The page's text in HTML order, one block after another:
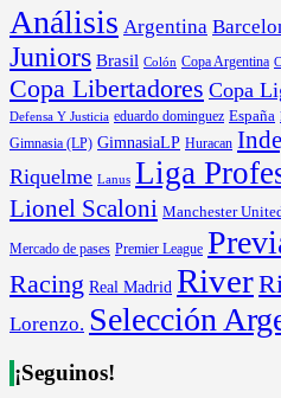
Análisis Argentina
Juniors Brasil Colón Copa Argentina
Copa Libertadores Copa
Defensa Y Justicia eduardo dominguez España
Gimnasia (LP) GimnasiaLP Huracan
Riquelme Lanus Liga
Lionel Scaloni Manchester
Mercado de pases Premier League
Racing Real Madrid River
Lorenzo. Selección
¡Seguinos!